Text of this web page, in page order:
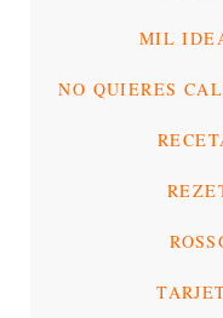
MIL
NO QUIERES